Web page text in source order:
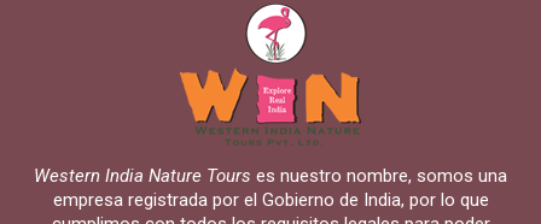
Western India Nature Tours es nuestro nombre, somos una
empresa registrada por el Gobierno de India, por lo que